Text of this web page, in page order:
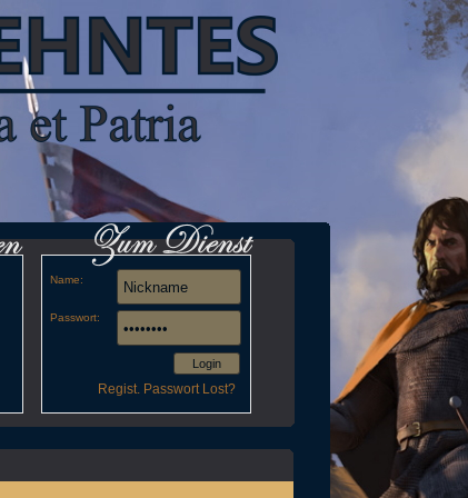
Name:
Passwort:
Login
Regist. Passwort Lost?